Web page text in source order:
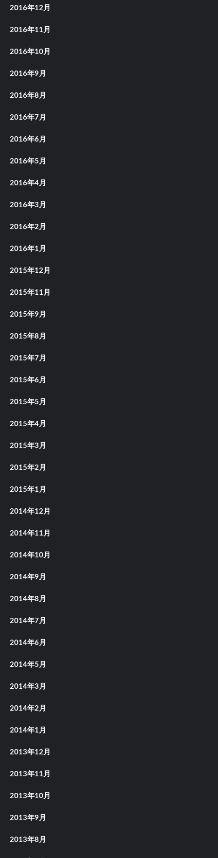
2016年12月
2016年11月
2016年10月
2016年9月
2016年8月
2016年7月
2016年6月
2016年5月
2016年4月
2016年3月
2016年2月
2016年1月
2015年12月
2015年11月
2015年9月
2015年8月
2015年7月
2015年6月
2015年5月
2015年4月
2015年3月
2015年2月
2015年1月
2014年12月
2014年11月
2014年10月
2014年9月
2014年8月
2014年7月
2014年6月
2014年5月
2014年3月
2014年2月
2014年1月
2013年12月
2013年11月
2013年10月
2013年9月
2013年8月